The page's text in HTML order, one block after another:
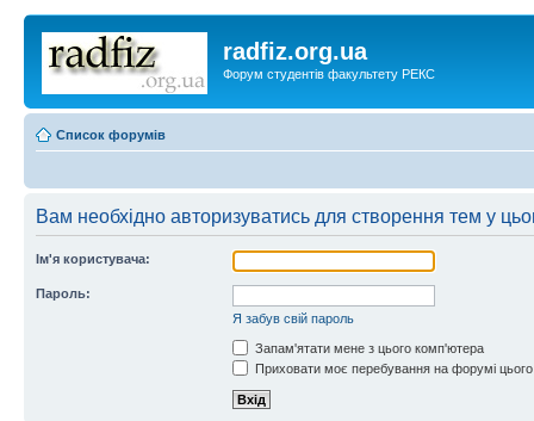
radfiz.org.ua
Форум студентів факультету РЕКС
Список форумів
Вам необхідно авторизуватись для створення тем у
Ім'я користувача:
Пароль:
Я забув свій пароль
Запам'ятати мене з цього комп'ютера
Приховати моє перебування на форумі